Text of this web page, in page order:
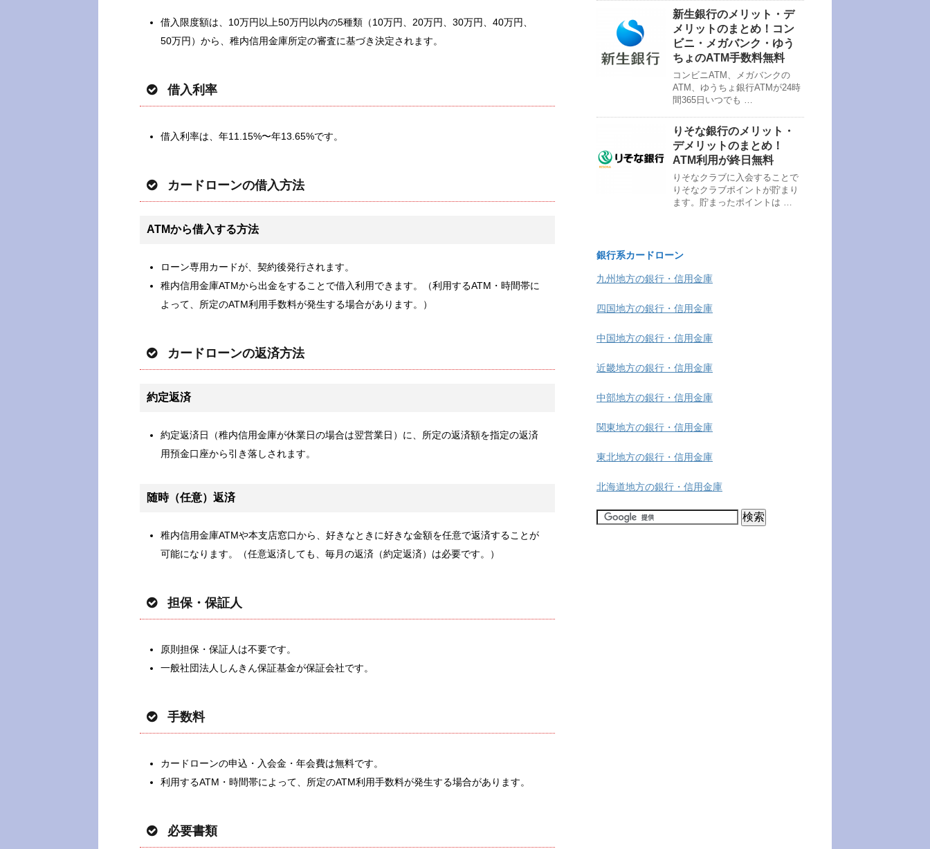
借入限度額は、10万円以上50万円以内の5種類（10万円、20万円、30万円、40万円、
50万円）から、稚内信用金庫所定の審査に基づき決定されます。
借入利率
借入利率は、年11.15%〜年13.65%です。
カードローンの借入方法
ATMから借入する方法
ローン専用カードが、契約後発行されます。
稚内信用金庫ATMから出金をすることで借入利用できます。（利用するATM・時間帯に
よって、所定のATM利用手数料が発生する場合があります。）
カードローンの返済方法
約定返済
約定返済日（稚内信用金庫が休業日の場合は翌営業日）に、所定の返済額を指定の返済
用預金口座から引き落しされます。
随時（任意）返済
稚内信用金庫ATMや本支店窓口から、好きなときに好きな金額を任意で返済することが
可能になります。（任意返済しても、毎月の返済（約定返済）は必要です。）
担保・保証人
原則担保・保証人は不要です。
一般社団法人しんきん保証基金が保証会社です。
手数料
カードローンの申込・入会金・年会費は無料です。
利用するATM・時間帯によって、所定のATM利用手数料が発生する場合があります。
必要書類
新生銀行のメリット・デ
メリットのまとめ！コン
ビニ・メガバンク・ゆう
ちょのATM手数料無料
コンビニATM、メガバンクの
ATM、ゆうちょ銀行ATMが24時
間365日いつでも …
りそな銀行のメリット・
デメリットのまとめ！
ATM利用が終日無料
りそなクラブに入会することで
りそなクラブポイントが貯まり
ます。貯まったポイントは …
銀行系カードローン
九州地方の銀行・信用金庫
四国地方の銀行・信用金庫
中国地方の銀行・信用金庫
近畿地方の銀行・信用金庫
中部地方の銀行・信用金庫
関東地方の銀行・信用金庫
東北地方の銀行・信用金庫
北海道地方の銀行・信用金庫